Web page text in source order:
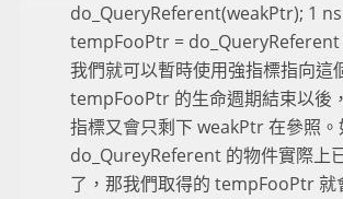
do_QueryReferent(weakPtr); 1
tempFooPtr = do_QueryReferent
我們就可以暫時使用強指標指向這
tempFooPtr 的生命週期結束以後
指標又會只剩下 weakPtr 在參照。
do_QureyReferent 的物件實際上
了，那我們取得的 tempFooPtr 就